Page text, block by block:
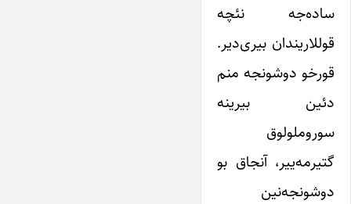
ساده‌جه نئچه
قوللاریندان بیری‌دیر.
قورخو دوشونجه منم
دئین بیرینه
سوروملولوق
گتیرمه‌ییر، آنجاق بو
دوشونجه‌نین